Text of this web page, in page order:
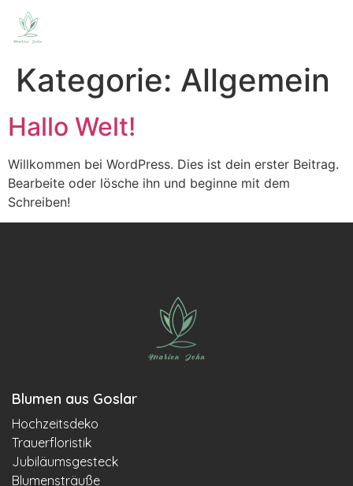
Kategorie: Allgemein
Hallo Welt!
Willkommen bei WordPress. Dies ist dein erster Beitrag.
Bearbeite oder lösche ihn und beginne mit dem
Schreiben!
Blumen aus Goslar
Hochzeitsdeko
Trauerfloristik
Jubiläumsgesteck
Blumensträuße